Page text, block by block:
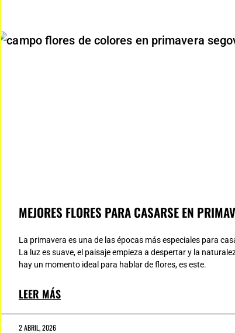
MEJORES FLORES PARA CASARSE EN
La primavera es una de las épocas más especiales para
La luz es suave, el paisaje empieza a despertar y la
hay un momento ideal para hablar de flores, es este.
LEER MÁS
2 ABRIL, 2026